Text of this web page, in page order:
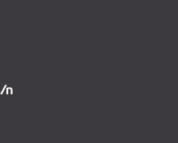
n